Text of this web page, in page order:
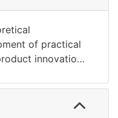
of practical
innovations
Italian